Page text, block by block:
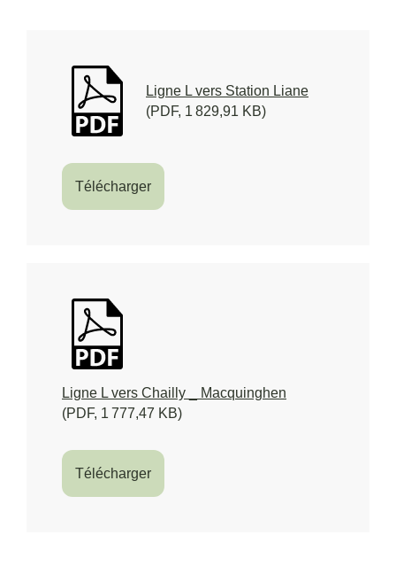
Ligne L vers Station Liane
(PDF, 1 829,91 KB)
Télécharger
Ligne L vers Chailly _ Macquinghen
(PDF, 1 777,47 KB)
Télécharger